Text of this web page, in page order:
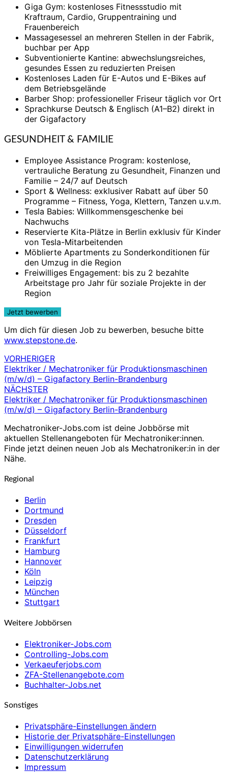
Giga Gym: kostenloses Fitnessstudio mit
Kraftraum, Cardio, Gruppentraining und
Frauenbereich
Massagesessel an mehreren Stellen in der Fabrik,
buchbar per App
Subventionierte Kantine: abwechslungsreiches,
gesundes Essen zu reduzierten Preisen
Kostenloses Laden für E-Autos und E-Bikes auf
dem Betriebsgelände
Barber Shop: professioneller Friseur täglich vor Ort
Sprachkurse Deutsch & Englisch (A1–B2) direkt in
der Gigafactory
GESUNDHEIT & FAMILIE
Employee Assistance Program: kostenlose,
vertrauliche Beratung zu Gesundheit, Finanzen und
Familie – 24/7 auf Deutsch
Sport & Wellness: exklusiver Rabatt auf über 50
Programme – Fitness, Yoga, Klettern, Tanzen u.v.m.
Tesla Babies: Willkommensgeschenke bei
Nachwuchs
Reservierte Kita-Plätze in Berlin exklusiv für Kinder
von Tesla-Mitarbeitenden
Möblierte Apartments zu Sonderkonditionen für
den Umzug in die Region
Freiwilliges Engagement: bis zu 2 bezahlte
Arbeitstage pro Jahr für soziale Projekte in der
Region
Um dich für diesen Job zu bewerben, besuche bitte
www.stepstone.de.
Beitragsnavigation
VORHERIGER
Elektriker / Mechatroniker für Produktionsmaschinen
(m/w/d) – Gigafactory Berlin-Brandenburg
NÄCHSTER
Elektriker / Mechatroniker für Produktionsmaschinen
(m/w/d) – Gigafactory Berlin-Brandenburg
Mechatroniker-Jobs.com ist deine Jobbörse mit
aktuellen Stellenangeboten für Mechatroniker:innen.
Finde jetzt deinen neuen Job als Mechatroniker:in in der
Nähe.
Regional
Berlin
Dortmund
Dresden
Düsseldorf
Frankfurt
Hamburg
Hannover
Köln
Leipzig
München
Stuttgart
Weitere Jobbörsen
Elektroniker-Jobs.com
Controlling-Jobs.com
Verkaeuferjobs.com
ZFA-Stellenangebote.com
Buchhalter-Jobs.net
Sonstiges
Privatsphäre-Einstellungen ändern
Historie der Privatsphäre-Einstellungen
Einwilligungen widerrufen
Datenschutzerklärung
Impressum